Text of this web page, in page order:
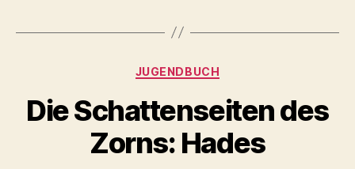
Kategorien
JUGENDBUCH
Die Schattenseiten des
Zorns: Hades